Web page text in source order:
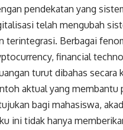
pendekatan yang
telah mengubah
terintegrasi. Berbagai
financial
turut dibahas
aktual yang membantu
bagi mahasiswa,
ini tidak hanya